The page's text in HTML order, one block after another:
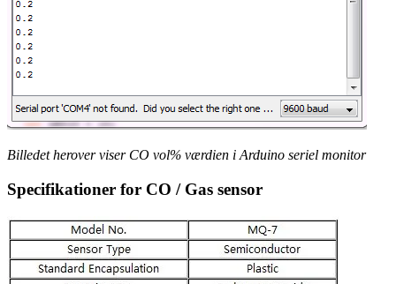
Billedet herover viser CO vol% værdien i Arduino seriel monitor
Specifikationer for CO / Gas sensor